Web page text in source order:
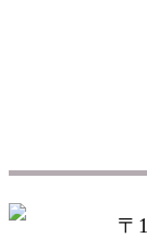
〒